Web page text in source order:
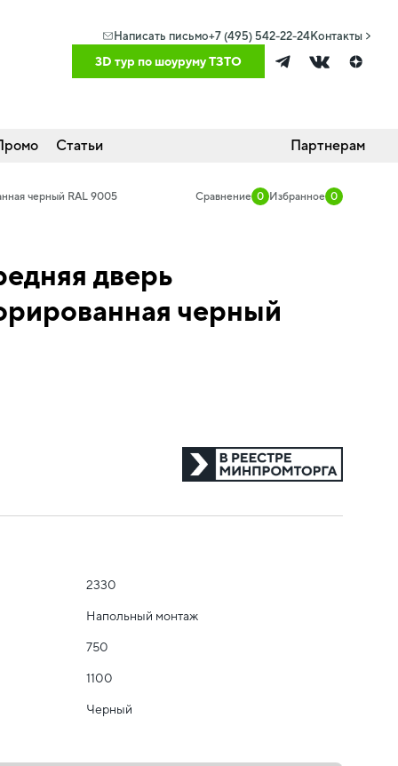
3D тур по шоуруму ТЗТО
Написать письмо+7 (495) 542-22-24Контакты
Статьи Партнерам
черный RAL 9005 Сравнение 0 Избранное 0
дверь
черный
2330
Напольный монтаж
750
1100
Черный